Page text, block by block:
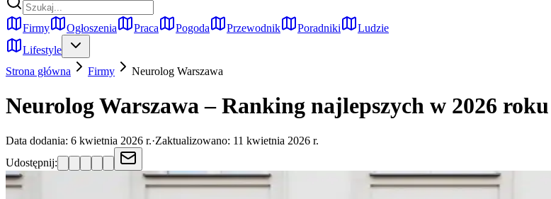
Firmy Ogłoszenia Praca Pogoda Przewodnik Poradniki
Ludzie
Lifestyle
Strona główna
Firmy Neurolog Warszawa
Neurolog Warszawa – Ranking najlepszych w 2026 roku
Data dodania: 6 kwietnia 2026 r.·Zaktualizowano: 11 kwietnia 2026 r.
Udostępnij: